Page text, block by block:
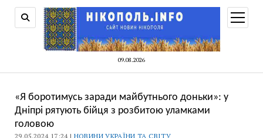
09.08.2026
меню
«Я боротимусь заради майбутнього доньки»: у
Дніпрі рятують бійця з розбитою уламками
головою
29.05.2024 17:24 | НОВИНИ УКРАЇНИ ТА СВІТУ